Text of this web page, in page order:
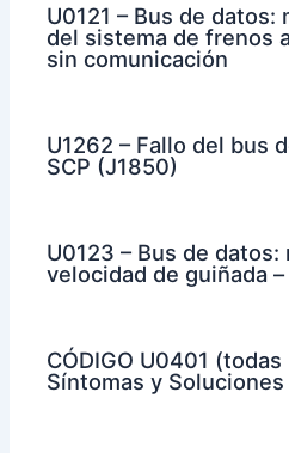
U0121 – Bus de
del sistema de frenos
sin comunicación
U1262 – Fallo del bus
SCP (J1850)
U0123 – Bus de
velocidad de guiñada
CÓDIGO U0401 (todas
Síntomas y Soluciones